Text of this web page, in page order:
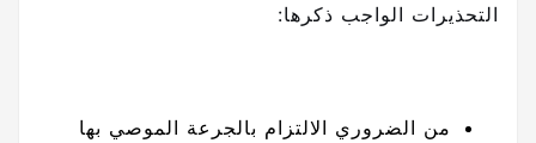
التحذيرات الواجب ذكرها:
من الضروري الالتزام بالجرعة الموصي بها